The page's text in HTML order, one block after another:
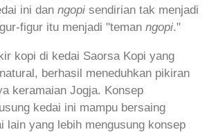
ini dan ngopi sendirian tak menjadi
figur itu menjadi "teman ngopi."
kopi di kedai Saorsa Kopi yang
berhasil meneduhkan pikiran
keramaian Jogja. Konsep
kedai ini mampu bersaing
lain yang lebih mengusung konsep